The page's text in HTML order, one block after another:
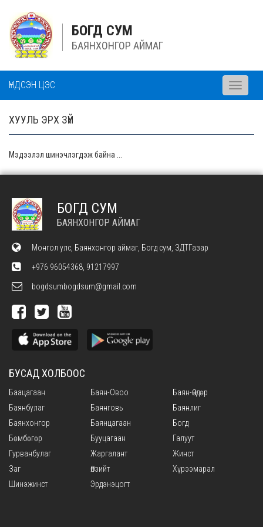
БОГД СУМ
БАЯНХОНГОР АЙМАГ
ҮНДСЭН ЦЭС
Toggle
ХУУЛЬ ЭРХ ЗҮЙ
Мэдээлэл шинэчлэгдэж байна ...
БОГД СУМ
БАЯНХОНГОР АЙМАГ
Монгол улс, Баянхонгор аймаг, Богд сум, ЗДТГазар
+976 96054368, 91217997
bogdsumbogdsum@gmail.com
БУСАД ХОЛБООС
Баацагаан Баян-Овоо
Баян-Өндөр
Баянбулаг
Баянговь
Баянлиг
Баянхонгор
Баянцагаан
Богд
Бөмбөгөр
Бууцагаан
Галуут
Гурванбулаг
Жаргалант
Жинст
Заг
Өлзийт
Хүрээмарал
Шинэжинст
Эрдэнэцогт